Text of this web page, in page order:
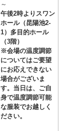
～
午後2時よりスワン
ホール（昆陽池2-
1）多目的ホール
（3階）
※会場の温度調節
についてはご要望
にお応えできない
場合がございま
す。当日は、ご自
身で温度調節可能
な服装でお越しく
ださい。